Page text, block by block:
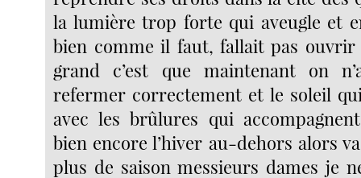
la lumière trop forte qui aveugle et
bien comme il faut, fallait pas ouvrir
grand c’est que maintenant on
refermer correctement et le soleil
avec les brûlures qui
bien encore l’hiver au-dehors alors
plus de saison messieurs dames je